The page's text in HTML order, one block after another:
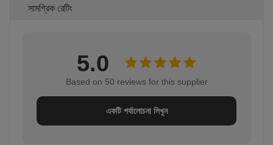
সামগ্রিক রেটিং
5.0
Based on 50 reviews for this supplier
একটি পর্যালোচনা লিখুন